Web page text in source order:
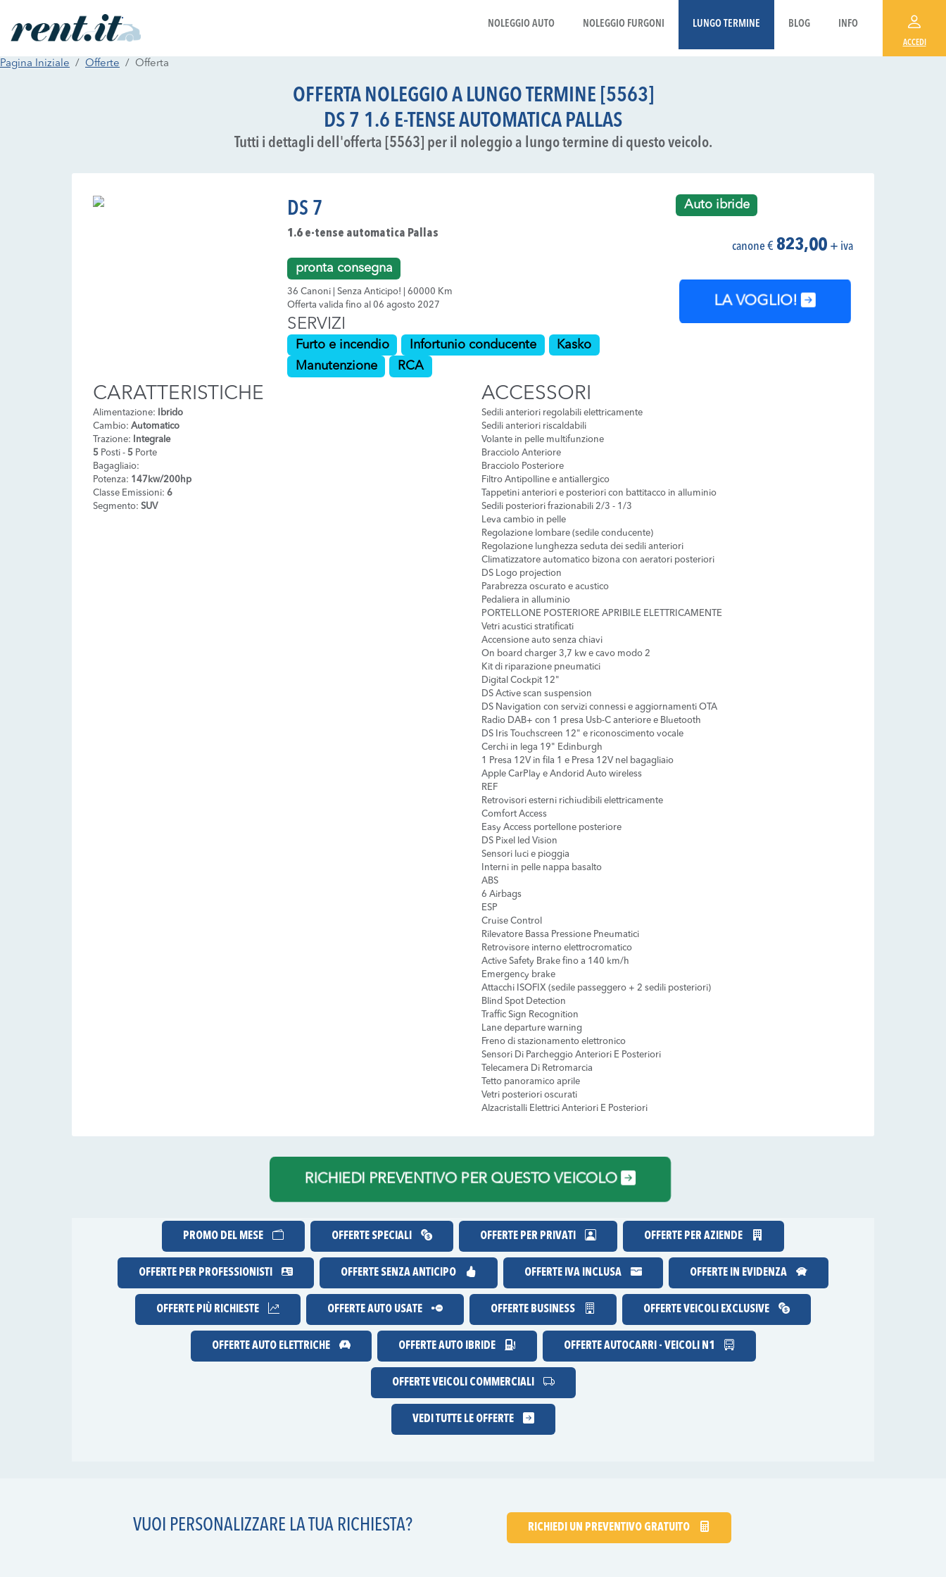
NOLEGGIO AUTO NOLEGGIO FURGONI LUNGO TERMINE BLOG INFO
ACCEDI
Pagina Iniziale Offerte Offerta
OFFERTA NOLEGGIO A LUNGO TERMINE [5563]
DS 7 1.6 E-TENSE AUTOMATICA PALLAS
Tutti i dettagli dell'offerta [5563] per il noleggio a lungo termine di questo veicolo.
DS 7
1.6 e-tense automatica Pallas
pronta consegna
36 Canoni | Senza Anticipo! | 60000 Km
Offerta valida fino al 06 agosto 2027
SERVIZI
Furto e incendio Infortunio conducente
Kasko
Manutenzione
RCA
Auto ibride
canone € 823,00 + iva
LA VOGLIO!
CARATTERISTICHE
Alimentazione:
Ibrido
Cambio: Automatico
Trazione:
Integrale
5 Posti - 5 Porte
Bagagliaio:
Potenza: 147kw/200hp
Classe Emissioni: 6
Segmento: SUV
ACCESSORI
Sedili anteriori regolabili elettricamente
Sedili anteriori riscaldabili
Volante in pelle multifunzione
Bracciolo Anteriore
Bracciolo Posteriore
Filtro Antipolline e antiallergico
Tappetini anteriori e posteriori con battitacco in alluminio
Sedili posteriori frazionabili 2/3 - 1/3
Leva cambio in pelle
Regolazione lombare (sedile conducente)
Regolazione lunghezza seduta dei sedili anteriori
Climatizzatore automatico bizona con aeratori posteriori
DS Logo projection
Parabrezza oscurato e acustico
Pedaliera in alluminio
PORTELLONE POSTERIORE APRIBILE ELETTRICAMENTE
Vetri acustici stratificati
Accensione auto senza chiavi
On board charger 3,7 kw e cavo modo 2
Kit di riparazione pneumatici
Digital Cockpit 12"
DS Active scan suspension
DS Navigation con servizi connessi e aggiornamenti OTA
Radio DAB+ con 1 presa Usb-C anteriore e Bluetooth
DS Iris Touchscreen 12" e riconoscimento vocale
Cerchi in lega 19" Edinburgh
1 Presa 12V in fila 1 e Presa 12V nel bagagliaio
Apple CarPlay e Andorid Auto wireless
REF
Retrovisori esterni richiudibili elettricamente
Comfort Access
Easy Access portellone posteriore
DS Pixel led Vision
Sensori luci e pioggia
Interni in pelle nappa basalto
ABS
6 Airbags
ESP
Cruise Control
Rilevatore Bassa Pressione Pneumatici
Retrovisore interno elettrocromatico
Active Safety Brake fino a 140 km/h
Emergency brake
Attacchi ISOFIX (sedile passeggero + 2 sedili posteriori)
Blind Spot Detection
Traffic Sign Recognition
Lane departure warning
Freno di stazionamento elettronico
Sensori Di Parcheggio Anteriori E Posteriori
Telecamera Di Retromarcia
Tetto panoramico aprile
Vetri posteriori oscurati
Alzacristalli Elettrici Anteriori E Posteriori
RICHIEDI PREVENTIVO PER QUESTO VEICOLO
PROMO DEL MESE OFFERTE SPECIALI OFFERTE PER PRIVATI OFFERTE PER AZIENDE
OFFERTE PER PROFESSIONISTI OFFERTESENZA ANTICIPO OFFERTE IVA INCLUSA OFFERTE IN EVIDENZA
OFFERTE PIÙ RICHIESTE OFFERTE AUTO USATE OFFERTE BUSINESS OFFERTE VEICOLI EXCLUSIVE
OFFERTE AUTO ELETTRICHE OFFERTE AUTO IBRIDE OFFERTE AUTOCARRI - VEICOLI N1
OFFERTE VEICOLI COMMERCIALI
VEDI TUTTE LE OFFERTE
VUOI PERSONALIZZARE LA TUA RICHIESTA? RICHIEDI UN PREVENTIVO GRATUITO